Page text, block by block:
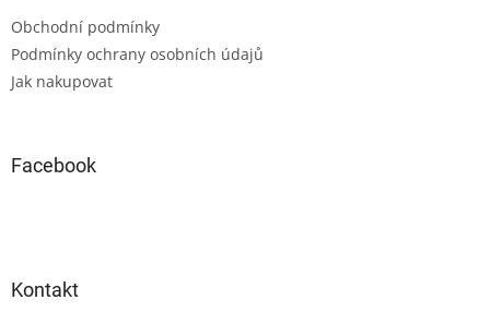
Obchodní podmínky
Podmínky ochrany osobních údajů
Jak nakupovat
Facebook
Kontakt